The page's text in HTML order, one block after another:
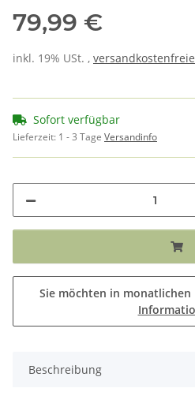
79,99 €
inkl. 19% USt. ,
Sofort verfügbar
Lieferzeit: 1 - 3 Tage Versandinfo
Sie möchten in monatlichen
Beschreibung